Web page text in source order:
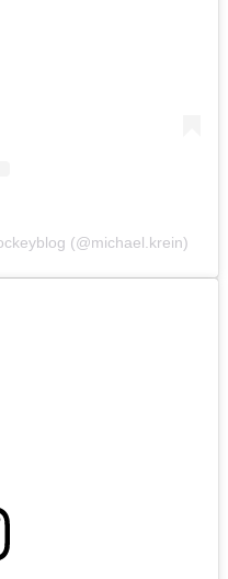
(@michael.krein)